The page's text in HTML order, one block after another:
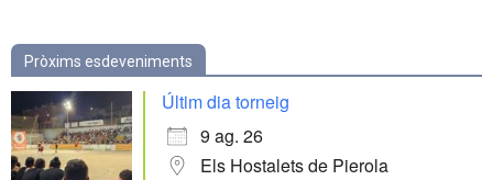
Pròxims esdeveniments
Últim dia torneig
9 ag. 26
Els Hostalets de Pierola